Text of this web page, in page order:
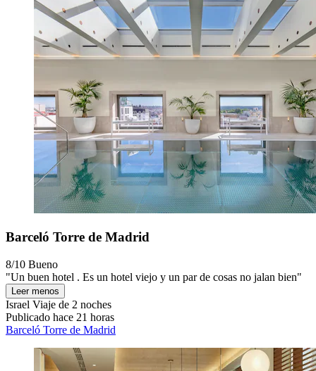
Barceló Torre de Madrid
8/10 Bueno
"Un buen hotel . Es un hotel viejo y un par de cosas no jalan bien"
Leer menos
Israel Viaje de 2 noches
Publicado hace 21 horas
Barceló Torre de Madrid